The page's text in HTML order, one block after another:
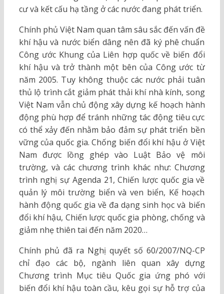
cư và kết cấu hạ tầng ở các nước đang phát triển.
Chính phủ Việt Nam quan tâm sâu sắc đến vấn đề
khí hậu và nước biển dâng nên đã ký phê chuẩn
Công ước Khung của Liên hợp quốc về biến đổi
khí hậu và trở thành một bên của Công ước từ
năm 2005. Tuy không thuộc các nước phải tuân
thủ lộ trình cắt giảm phát thải khí nhà kính, song
Việt Nam vẫn chủ động xây dựng kế hoạch hành
động phù hợp để tránh những tác động tiêu cực
có thể xảy đến nhằm bảo đảm sự phát triển bền
vững của quốc gia. Chống biến đổi khí hậu ở Việt
Nam được lồng ghép vào Luật Bảo vệ môi
trường, và các chương trình khác như: Chương
trình nghị sự Agenda 21, Chiến lược quốc gia về
quản lý môi trường biển và ven biển, Kế hoạch
hành động quốc gia về đa dạng sinh học và biến
đổi khí hậu, Chiến lược quốc gia phòng, chống và
giảm nhẹ thiên tai đến năm 2020…
Chính phủ đã ra Nghị quyết số 60/2007/NQ-CP
chỉ đạo các bộ, ngành liên quan xây dựng
Chương trình Mục tiêu Quốc gia ứng phó với
biến đổi khí hậu toàn cầu, kêu gọi sự hỗ trợ của